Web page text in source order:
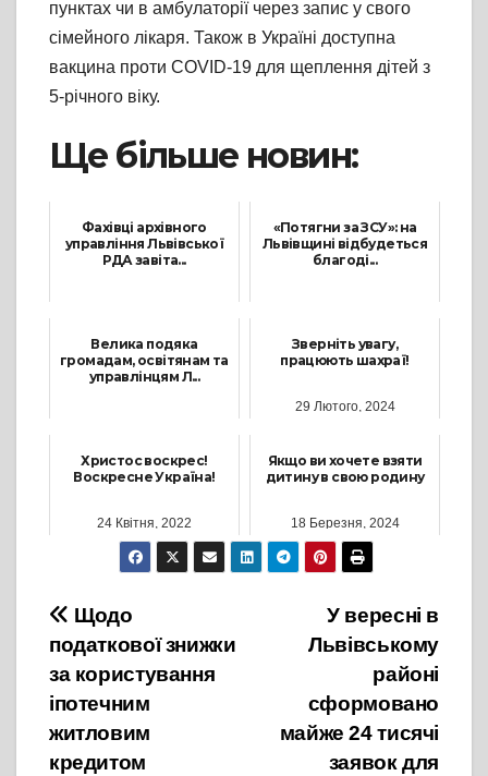
пунктах чи в амбулаторії через запис у свого
сімейного лікаря. Також в Україні доступна
вакцина проти COVID-19 для щеплення дітей з
5-річного віку.
Ще більше новин:
Фахівці архівного
управління Львівської
РДА завіта...
«Потягни за ЗСУ»: на
Львівщині відбудеться
благоді...
Велика подяка
громадам, освітянам та
управлінцям Л...
Зверніть увагу,
працюють шахраї!
29 Лютого, 2024
Христос воскрес!
Воскресне Україна!
24 Квітня, 2022
Якщо ви хочете взяти
дитину в свою родину
18 Березня, 2024
Навігація
записів
У вересні в
Львівському
районі
сформовано
майже 24 тисячі
заявок для
Щодо
податкової знижки
за користування
іпотечним
житловим
кредитом